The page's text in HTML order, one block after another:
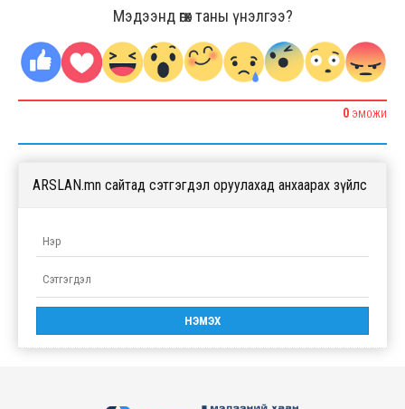
Мэдээнд өгөх таны үнэлгээ?
0 ЭМОЖИ
ARSLAN.mn сайтад сэтгэгдэл оруулахад анхаарах зүйлс